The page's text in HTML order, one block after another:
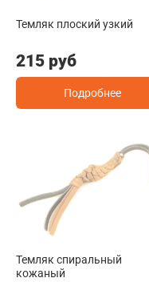
Темляк плоский узкий
215 руб
Подробнее
Темляк спиральный
кожаный